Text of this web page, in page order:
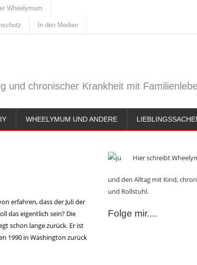
Wheelymum
In den Medien
und chronischer Krankheit mit
WHEELYMUM UND ANDERE
erfahren, dass der Juli der
das eigentlich sein? Die
schon lange zurück. Er ist
1990 in Washington zurück
Hier schreibt
und den Alltag mit Kind,
und Rollstuhl.
Folge mir....